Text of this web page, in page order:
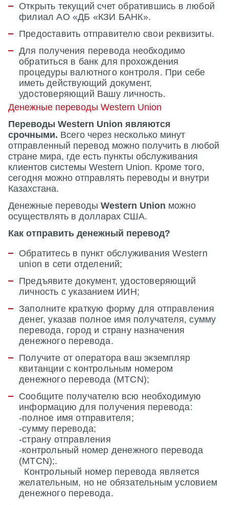
Открыть текущий счет обратившись в любой
филиал АО «ДБ «КЗИ БАНК».
Предоставить отправителю свои реквизиты.
Для получения перевода необходимо
обратиться в банк для прохождения
процедуры валютного контроля. При себе
иметь действующий документ,
удостоверяющий Вашу личность.
Денежные переводы Western Union
Переводы Western Union являются
срочными. Всего через несколько минут
отправленный перевод можно получить в любой
стране мира, где есть пункты обслуживания
клиентов системы Western Union. Кроме того,
сегодня можно отправлять переводы и внутри
Казахстана.
Денежные переводы Western Union можно
осуществлять в долларах США.
Как отправить денежный перевод?
Обратитесь в пункт обслуживания Western
union в сети отделений;
Предъявите документ, удостоверяющий
личность с указанием ИИН;
Заполните краткую форму для отправления
денег, указав полное имя получателя, сумму
перевода, город и страну назначения
денежного перевода.
Получите от оператора ваш экземпляр
квитанции c контрольным номером
денежного перевода (MTCN);
Сообщите получателю всю необходимую
информацию для получения перевода:
-полное имя отправителя;
-сумму перевода;
-страну отправления
-контрольный номер денежного перевода
(MTCN);.
Контрольный номер перевода является
желательным, но не обязательным условием
денежного перевода.